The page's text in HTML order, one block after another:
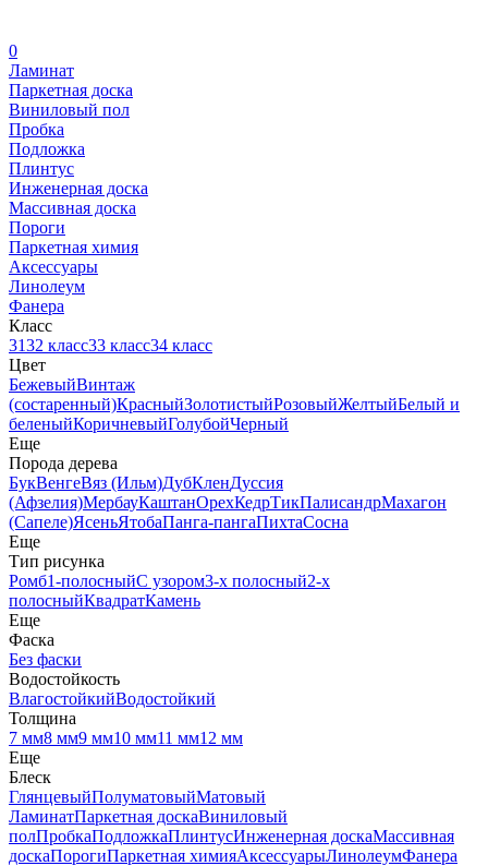
0
Ламинат
Паркетная доска
Виниловый пол
Пробка
Подложка
Плинтус
Инженерная доска
Массивная доска
Пороги
Паркетная химия
Аксессуары
Линолеум
Фанера
Класс
3132 класс33 класс34 класс
Цвет
БежевыйВинтаж
(состаренный)КрасныйЗолотистыйРозовыйЖелтыйБелый и
беленыйКоричневыйГолубойЧерный
Еще
Порода дерева
БукВенгеВяз (Ильм)ДубКленДуссия
(Афзелия)МербауКаштанОрехКедрТикПалисандрМахагон
(Сапеле)ЯсеньЯтобаПанга-пангаПихтаСосна
Еще
Тип рисунка
Ромб1-полосныйС узором3-х полосный2-х
полосныйКвадратКамень
Еще
Фаска
Без фаски
Водостойкость
ВлагостойкийВодостойкий
Толщина
7 мм8 мм9 мм10 мм11 мм12 мм
Еще
Блеск
ГлянцевыйПолуматовыйМатовый
ЛаминатПаркетная доскаВиниловый
полПробкаПодложкаПлинтусИнженерная доскаМассивная
доскаПорогиПаркетная химияАксессуарыЛинолеумФанера